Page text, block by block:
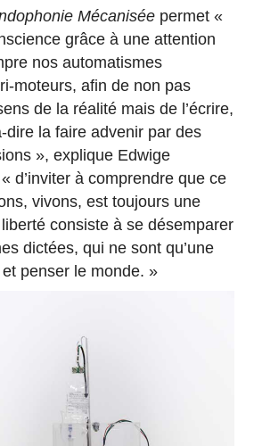
Mécanisée permet «
grâce à une attention
nos automatismes
moteurs, afin de non pas
de la réalité mais de l’écrire,
dire la faire advenir par des
», explique Edwige
d’inviter à comprendre que ce
vivons, est toujours une
consiste à se désemparer
dictées, qui ne sont qu’une
penser le monde. »